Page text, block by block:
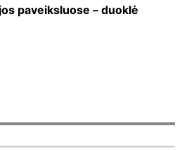
paveiksluose – duoklė